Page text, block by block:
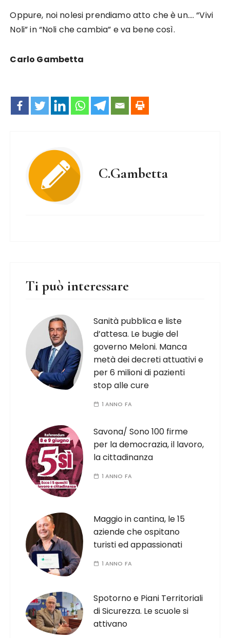
Oppure, noi nolesi prendiamo atto che è un…. “Vivi
Noli” in “Noli che cambia” e va bene così.
Carlo Gambetta
C.Gambetta
Ti può interessare
Sanità pubblica e liste
d’attesa. Le bugie del
governo Meloni. Manca
metà dei decreti attuativi e
per 6 milioni di pazienti
stop alle cure
1 ANNO FA
Savona/ Sono 100 firme
per la democrazia, il lavoro,
la cittadinanza
1 ANNO FA
Maggio in cantina, le 15
aziende che ospitano
turisti ed appassionati
1 ANNO FA
Spotorno e Piani Territoriali
di Sicurezza. Le scuole si
attivano